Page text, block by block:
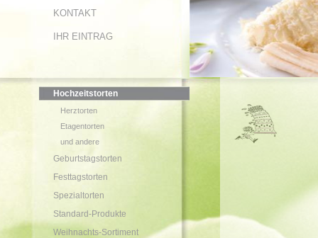
KONTAKT
IHR EINTRAG
Hochzeitstorten
Herztorten
Etagentorten
und andere
Geburtstagstorten
Festtagstorten
Spezialtorten
Standard-Produkte
Weihnachts-Sortiment